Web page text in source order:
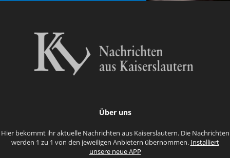
Über uns
Hier bekommt ihr aktuelle Nachrichten aus Kaiserslautern. Die Nachrichten
werden 1 zu 1 von den jeweiligen Anbietern übernommen. Installiert
unsere neue APP